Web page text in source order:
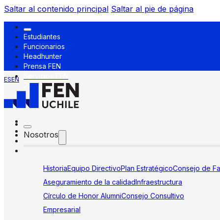
Saltar al contenido principal Saltar al pie de página
Estudiantes
Funcionarios
Headhunter
Prensa FEN
ESEN
Nosotros
HistoriaEquipo DirectivoPlan EstratégicoConsejo de
Aseguramiento de la calidadInfraestructura
Círculo de Honor AlumniConsejo Consultivo
Empresarial